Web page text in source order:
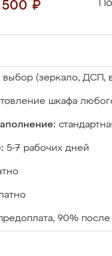
500 ₽
выбор (зеркало, ДСП,
шкафа
5-7 рабочих дней
90%